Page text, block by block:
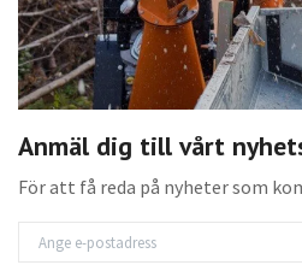
Anmäl dig till vårt
För att få reda på nyheter som